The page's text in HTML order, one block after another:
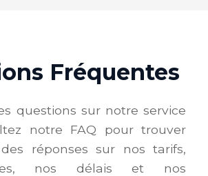
Fréquentes
questions sur notre service
notre FAQ pour trouver
réponses sur nos tarifs,
nos délais et nos